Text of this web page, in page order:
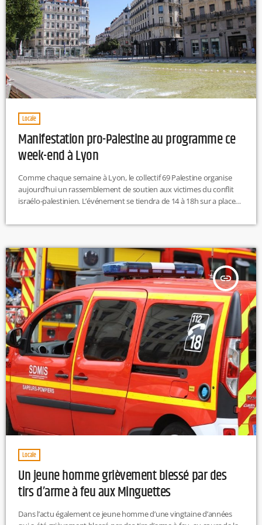
Locale
Manifestation pro-Palestine au programme ce
week-end à Lyon
Comme chaque semaine à Lyon, le collectif 69 Palestine organise
aujourd’hui un rassemblement de soutien aux victimes du conflit
israélo-palestinien. L’événement se tiendra de 14 à 18h sur a place
Progrès, aucune manifestation n'est prévue pour dimanche. Lundi
Vénézuélienne organisent un rassemblement place de la Comédie
en faveur de la […]
insert_link
Locale
Un jeune homme grièvement blessé par des
tirs d’arme à feu aux Minguettes
Dans l’actu également ce jeune homme d’une vingtaine d’années